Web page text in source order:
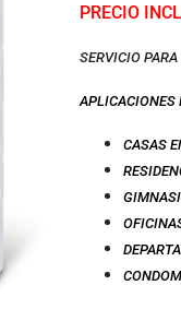
PRECIO
SERVICIO
CASAS